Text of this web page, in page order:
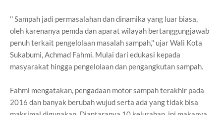
'' Sampah jadi permasalahan dan dinamika yang luar biasa,
oleh karenanya pemda dan aparat wilayah bertanggungjawab
penuh terkait pengelolaan masalah sampah,'' ujar Wali Kota
Sukabumi, Achmad Fahmi. Mulai dari edukasi kepada
masyarakat hingga pengelolaan dan pengangkutan sampah.
Fahmi mengatakan, pengadaan motor sampah terakhir pada
2016 dan banyak berubah wujud serta ada yang tidak bisa